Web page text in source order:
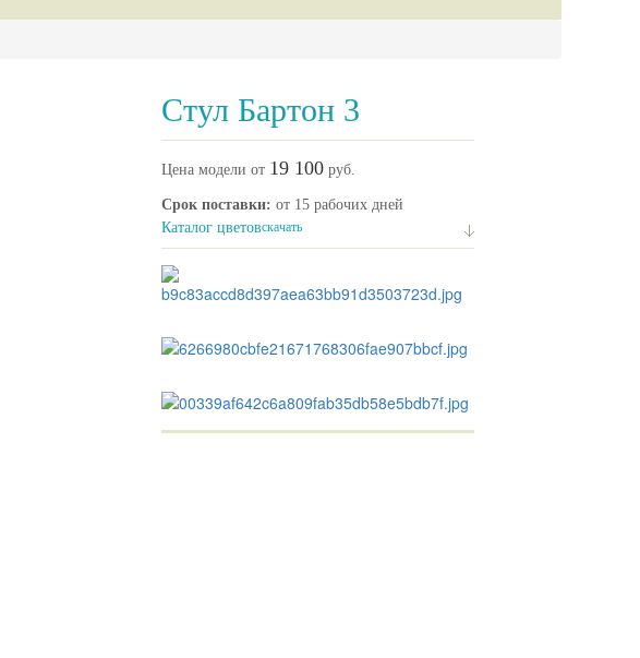
Стул Бартон 3
Цена модели от 19 100 руб.
Срок поставки: от 15 рабочих дней
Каталог цветовскачать